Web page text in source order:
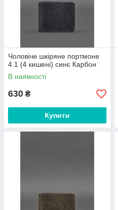
Чоловіче шкіряне портмоне
4.1 (4 кишені) синє Карбон
В наявності
630 ₴
Купити